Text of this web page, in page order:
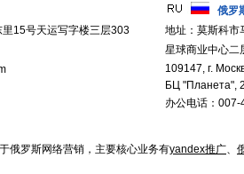
15号天运写字楼三层303
俄罗
地址：莫斯科市
星球商业中心二
109147, г.
БЦ "Планета",
办公电话：
俄罗斯网络营销，主要核心业务有yandex推广、